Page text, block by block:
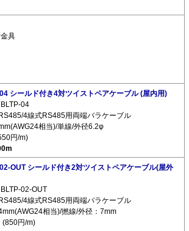
具
シールド付き4対ツイストペアケーブル (屋内用)
04
4線式RS485用両端バラケーブル
相当)/単線/外径6.2φ
円/m)
OUT シールド付き2対ツイストペアケーブル(屋外
02-OUT
4線式RS485用両端バラケーブル
相当)/撚線/外径：7mm
(850円/m)